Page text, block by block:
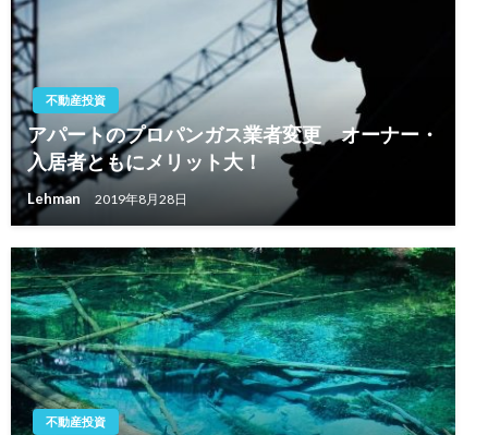
不動産投資
アパートのプロパンガス業者変更 オーナー・
入居者ともにメリット大！
Lehman 2019年8月28日
不動産投資